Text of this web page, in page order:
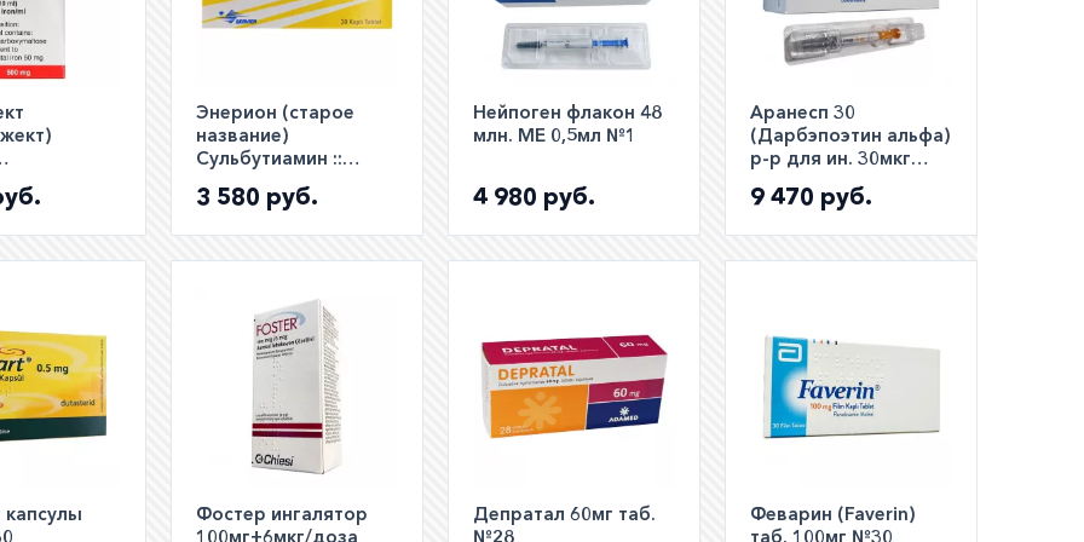
Энерион (старое
название)
Сульбутиамин ::
Arcalion Аркалион
200мг таб. №30
3 580 руб.
Нейпоген флакон 48
млн. МЕ 0,5мл №1
4 980 руб.
Аранесп 30
(Дарбэпоэтин альфа)
р-р для ин. 30мкг
0,3мл шприц №1
9 470 руб.
Фостер ингалятор
100мг+6мкг/доза
Депратал 60мг таб.
№28
Феварин (Faverin)
таб. 100мг №30